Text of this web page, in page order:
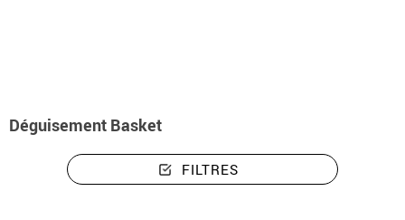
Déguisement Basket
FILTRES